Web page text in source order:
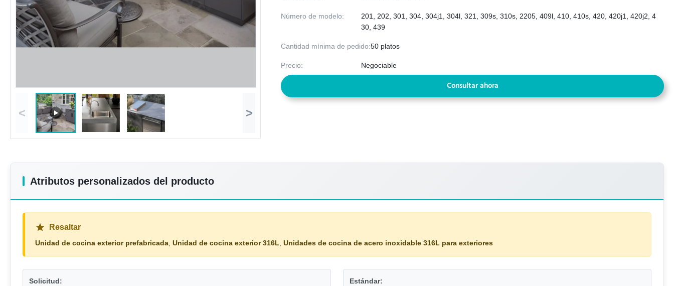
< >
Número de modelo:
201, 202, 301, 304, 304j1, 304l, 321, 309s, 310s, 2205, 409l, 410, 410s, 420, 420j1, 420j2, 4
30, 439
Cantidad mínima de pedido:50 platos
Precio: Negociable
Consultar ahora
Atributos personalizados del producto
Resaltar
Unidad de cocina exterior prefabricada Unidad de cocina exterior 316L Unidades de cocina de acero inoxidable 316L para exteriores
Solicitud:
Estándar: